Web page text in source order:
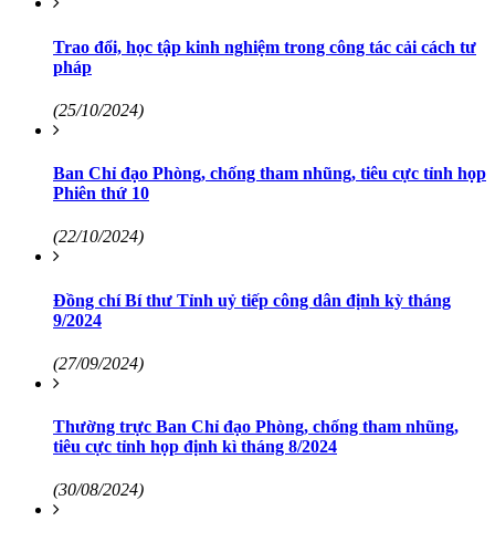
Trao đổi, học tập kinh nghiệm trong công tác cải cách tư
pháp
(25/10/2024)
Ban Chỉ đạo Phòng, chống tham nhũng, tiêu cực tỉnh họp
Phiên thứ 10
(22/10/2024)
Đồng chí Bí thư Tỉnh uỷ tiếp công dân định kỳ tháng
9/2024
(27/09/2024)
Thường trực Ban Chỉ đạo Phòng, chống tham nhũng,
tiêu cực tỉnh họp định kì tháng 8/2024
(30/08/2024)